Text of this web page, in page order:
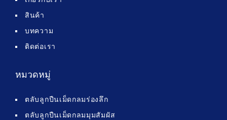
สินค้า
บทความ
ติดต่อเรา
หมวดหมู่
ตลับลูกปืนเม็ดกลมร่องลึก
ตลับลูกปืนเม็ดกลมมุมสัมผัส